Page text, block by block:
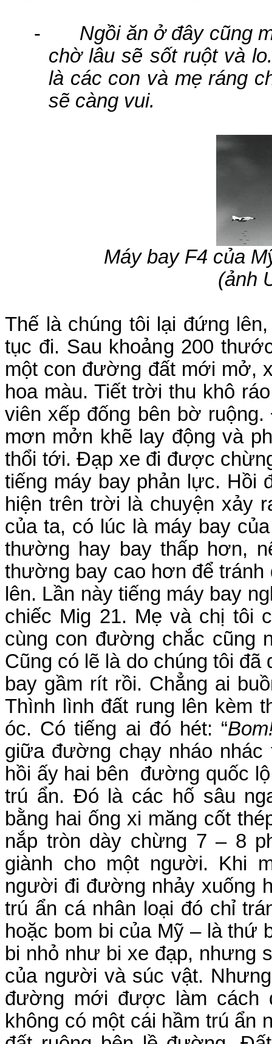
-
Ngồi ăn ở đây cũng
chờ lâu sẽ sốt ruột và
là các con và mẹ ráng
sẽ càng vui.
Máy bay F4 của
(ảnh
Thế là chúng tôi lại đứng
tục đi. Sau khoảng 200
một con đường đất mới mở,
hoa màu. Tiết trời thu khô
viên xếp đống bên bờ
mơn mởn khẽ lay động và
thổi tới. Đạp xe đi được
tiếng máy bay phản lực. Hồi
hiện trên trời là chuyện xảy
của ta, có lúc là máy bay
thường hay bay thấp hơn,
thường bay cao hơn để
lên. Lần này tiếng máy bay
chiếc Mig 21. Mẹ và chị tôi
cùng con đường chắc cũng
Cũng có lẽ là do chúng tôi
bay gầm rít rồi. Chẳng ai
Thình lình đất rung lên kèm
óc. Có tiếng ai đó hét: “
giữa đường chạy nháo
hồi ấy hai bên đường quốc
trú ẩn. Đó là các hố sâu
bằng hai ống xi măng cốt
nắp tròn dày chừng 7 – 8
giành cho một người. Khi
người đi đường nhảy xuống
trú ẩn cá nhân loại đó chỉ
hoặc bom bi của Mỹ – là thứ
bi nhỏ như bi xe đạp, nhưng
của người và súc vật.
đường mới được làm cách
không có một cái hầm trú ẩn